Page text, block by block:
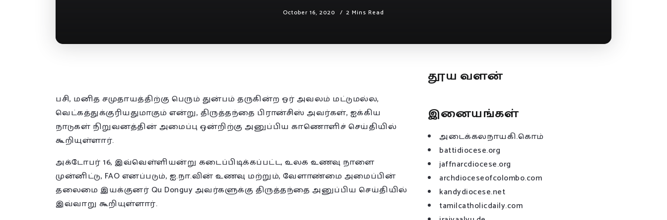
October 16, 2020 2 Mins Read
பசி, மனித சமுதாயத்திற்கு பெரும் துன்பம் தருகின்ற ஓர் அவலம் மட்டுமல்ல,
வெட்கத்துக்குரியதுமாகும் என்று, திருத்தந்தை பிரான்சிஸ் அவர்கள், ஐக்கிய
நாடுகள் நிறுவனத்தின் அமைப்பு ஒன்றிற்கு அனுப்பிய காணொளிச் செய்தியில்
கூறியுள்ளார்.
அக்டோபர் 16, இவ்வெள்ளியன்று கடைப்பிடிக்கப்பட்ட, உலக உணவு நாளை
முன்னிட்டு, FAO எனப்படும், ஐ.நா.வின் உணவு மற்றும், வேளாண்மை அமைப்பின்
தலைமை இயக்குனர் Qu Donguy அவர்களுக்கு திருத்தந்தை அனுப்பிய செய்தியில்
இவ்வாறு கூறியுள்ளார்.
தூய வளன்
இனையங்கள்
அடைக்கலநாயகி.கொம்
battidiocese.org
jaffnarcdiocese.org
archdioceseofcolombo.com
kandydiocese.net
tamilcatholicdaily.com